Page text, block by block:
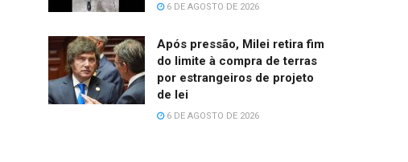
6 DE AGOSTO DE 2026
Após pressão, Milei retira fim
do limite à compra de terras
por estrangeiros de projeto
de lei
6 DE AGOSTO DE 2026